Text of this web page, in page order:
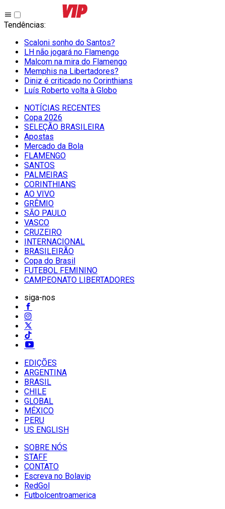
Tendências:
Scaloni sonho do Santos?
LH não jogará no Flamengo
Malcom na mira do Flamengo
Memphis na Libertadores?
Diniz é criticado no Corinthians
Luís Roberto volta à Globo
NOTÍCIAS RECENTES
Copa 2026
SELEÇÃO BRASILEIRA
Apostas
Mercado da Bola
FLAMENGO
SANTOS
PALMEIRAS
CORINTHIANS
AO VIVO
GRÊMIO
SĀO PAULO
VASCO
CRUZEIRO
INTERNACIONAL
BRASILEIRÃO
Copa do Brasil
FUTEBOL FEMININO
CAMPEONATO LIBERTADORES
siga-nos
EDIÇÕES
ARGENTINA
BRASIL
CHILE
GLOBAL
MÉXICO
PERU
US ENGLISH
SOBRE NÓS
STAFF
CONTATO
Escreva no Bolavip
RedGol
Futbolcentroamerica